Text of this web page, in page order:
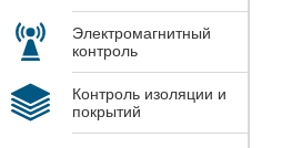
Электромагнитный
контроль
Контроль изоляции и
покрытий